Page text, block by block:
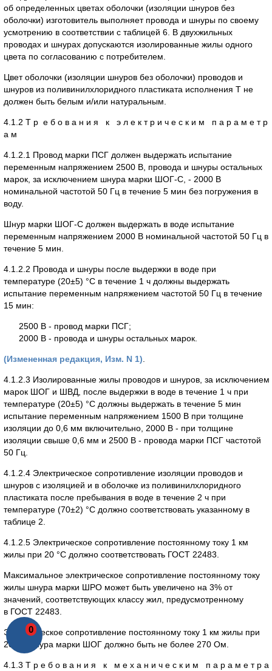
об определенных цветах оболочки (изоляции шнуров без
оболочки) изготовитель выполняет провода и шнуры по своему
усмотрению в соответствии с таблицей 6. В двухжильных
проводах и шнурах допускаются изолированные жилы одного
цвета по согласованию с потребителем.
Цвет оболочки (изоляции шнуров без оболочки) проводов и
шнуров из поливинилхлоридного пластиката исполнения Т не
должен быть белым и/или натуральным.
4.1.2 Т р е б о в а н и я к э л е к т р и ч е с к и м п а р а м е т р
а м
4.1.2.1 Провод марки ПСГ должен выдержать испытание
переменным напряжением 2500 В, провода и шнуры остальных
марок, за исключением шнура марки ШОГ-С, - 2000 В
номинальной частотой 50 Гц в течение 5 мин без погружения в
воду.
Шнур марки ШОГ-С должен выдержать в воде испытание
переменным напряжением 2000 В номинальной частотой 50 Гц в
течение 5 мин.
4.1.2.2 Провода и шнуры после выдержки в воде при
температуре (20±5) °С в течение 1 ч должны выдержать
испытание переменным напряжением частотой 50 Гц в течение
15 мин:
2500 В - провод марки ПСГ;
2000 В - провода и шнуры остальных марок.
(Измененная редакция, Изм. N 1)
4.1.2.3 Изолированные жилы проводов и шнуров, за исключением
марок ШОГ и ШВД, после выдержки в воде в течение 1 ч при
температуре (20±5) °С должны выдержать в течение 5 мин
испытание переменным напряжением 1500 В при толщине
изоляции до 0,6 мм включительно, 2000 В - при толщине
изоляции свыше 0,6 мм и 2500 В - провода марки ПСГ частотой
50 Гц.
4.1.2.4 Электрическое сопротивление изоляции проводов и
шнуров с изоляцией и в оболочке из поливинилхлоридного
пластиката после пребывания в воде в течение 2 ч при
температуре (70±2) °С должно соответствовать указанному в
таблице 2.
4.1.2.5 Электрическое сопротивление постоянному току 1 км
жилы при 20 °С должно соответствовать ГОСТ 22483.
Максимальное электрическое сопротивление постоянному току
жилы шнура марки ШРО может быть увеличено на 3% от
значений, соответствующих классу жил, предусмотренному
в ГОСТ 22483.
Электрическое сопротивление постоянному току 1 км жилы при
20 °С шнура марки ШОГ должно быть не более 270 Ом.
4.1.3 Т р е б о в а н и я к м е х а н и ч е с к и м п а р а м е т р а
0